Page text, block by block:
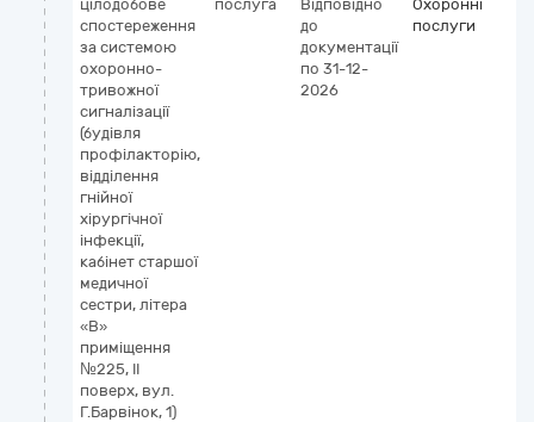
цілодобове
спостереження
за системою
охоронно-
тривожної
сигналізації
(будівля
профілакторію,
відділення
гнійної
хірургічної
інфекції,
кабінет старшої
медичної
сестри, літера
«В»
приміщення
№225, ІІ
поверх, вул.
Г.Барвінок, 1)
послуга
Відповідно
до
документації
по 31-12-
2026
Охоронні
послуги